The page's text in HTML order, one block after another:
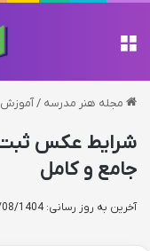
مجله هنر مدرسه /آموزش
جامع و کامل
آخرین به روز رسانی: 09/08/1404